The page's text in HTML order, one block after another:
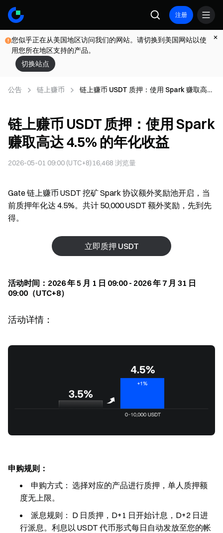
注册
您似乎正在从美国地区访问我们的网站。请切换到美国网站以使
用您所在地区支持的产品。
切换站点
公告 链上赚币
链上赚币 USDT 质押：使用 Spark 赚取高达
链上赚币 USDT 质押：使用 Spark
赚取高达 4.5% 的年化收益
2026-05-01 09:00 (UTC+8) 16,468 浏览量
Gate 链上赚币 USDT 挖矿 Spark 协议额外奖励池开启，当
前质押年化达 4.5%。共计 50,000 USDT 额外奖励，先到先
得。
立即质押 USDT
活动时间：2026 年 5 月 1 日 09:00 - 2026 年 7 月 31 日
09:00（UTC+8）
活动详情：
申购规则：
申购方式： 选择对应的产品进行质押，单人质押额
度无上限。
派息规则： D 日质押，D+1 日开始计息，D+2 日进
行派息。利息以 USDT 代币形式每日自动发放至您的帐